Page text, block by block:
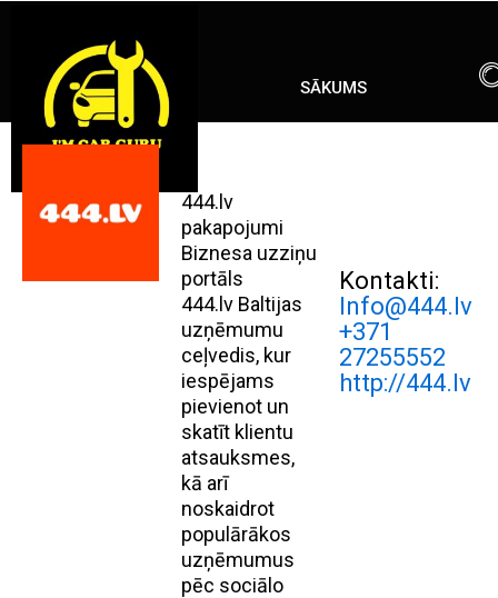
SĀKUMS
444.lv
pakapojumi
Biznesa uzziņu
portāls
444.lv Baltijas
uzņēmumu
ceļvedis, kur
iespējams
pievienot un
skatīt klientu
atsauksmes,
kā arī
noskaidrot
populārākos
uzņēmumus
pēc sociālo
Kontakti:
Info@444.lv
+371
27255552
http://444.lv